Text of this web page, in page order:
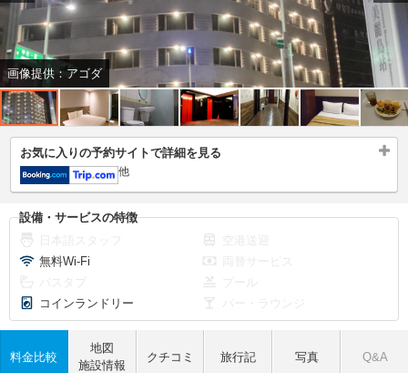
画像提供：アゴダ
お気に入りの予約サイトで詳細を見る
他
設備・サービスの特徴
無料Wi-Fi
コインランドリー
料金比較
地図
施設情報
クチコミ 旅行記 写真 Q&A